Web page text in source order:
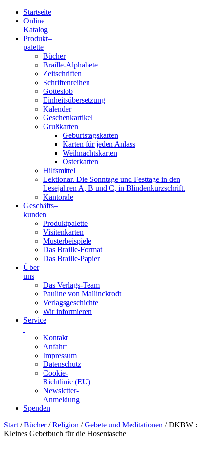
Blindenschrift-
Verlag
Druckerei
gGmbH
Startseite
Online-
Katalog
Produkt–
palette
Bücher
Braille-Alphabete
Zeitschriften
Schriftenreihen
Gotteslob
Einheitsübersetzung
Kalender
Geschenkartikel
Grußkarten
Geburtstagskarten
Karten für jeden Anlass
Weihnachtskarten
Osterkarten
Hilfsmittel
Lektionar. Die Sonntage und Festtage in den
Lesejahren A, B und C, in Blindenkurzschrift.
Kantorale
Geschäfts­–
kunden
Produktpalette
Visitenkarten
Musterbeispiele
Das Braille-Format
Das Braille-Papier
Über
uns
Das Verlags-Team
Pauline von Mallinckrodt
Verlagsgeschichte
Wir informieren
Service
Kontakt
Anfahrt
Impressum
Datenschutz
Cookie-
Richtlinie (EU)
Newsletter-
Anmeldung
Spenden
Skip
to
Start /Bücher/Religion /Gebete und Meditationen / DKBW :
Kleines Gebetbuch für die Hosentasche